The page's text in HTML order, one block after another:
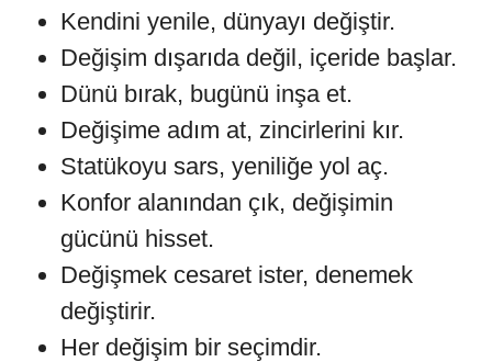
Kendini yenile, dünyayı değiştir.
Değişim dışarıda değil, içeride başlar.
Dünü bırak, bugünü inşa et.
Değişime adım at, zincirlerini kır.
Statükoyu sars, yeniliğe yol aç.
Konfor alanından çık, değişimin
gücünü hisset.
Değişmek cesaret ister, denemek
değiştirir.
Her değişim bir seçimdir.